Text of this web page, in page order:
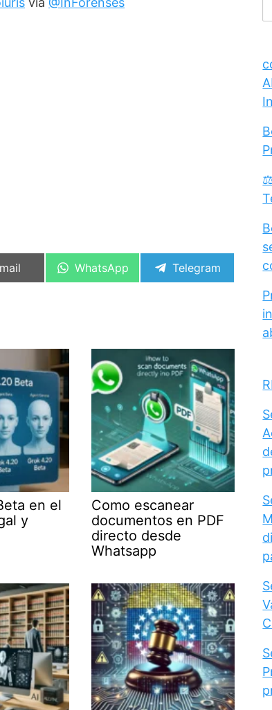
Compartir
WhatsApp
Compartir
Telegram
en el
y
Como escanear
documentos en PDF
directo desde
Whatsapp